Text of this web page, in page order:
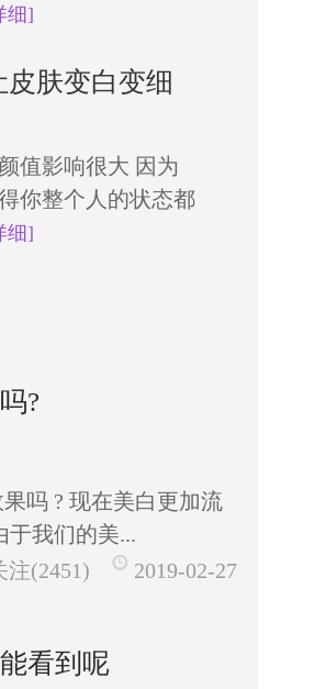
细]
肤变白变细
值影响很大 因为
你整个人的状态都
细]
?
吗 ? 现在美白更加流
于我们的美...
注(2451)
2019-02-27
看到呢